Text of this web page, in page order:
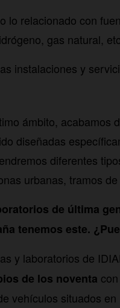
lo relacionado con
gas natural,
instalaciones y
ámbito, acabamos
diseñadas
diferentes
urbanas, tramos
de última
tenemos este.
y laboratorios de
de los noventa
vehículos situados